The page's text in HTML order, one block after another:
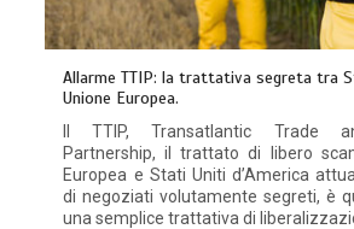
Allarme TTIP: la trattativa segreta tra
Unione Europea.
Il TTIP, Transatlantic Trade
Partnership, il trattato di libero
Europea e Stati Uniti d’America
di negoziati volutamente segreti, è
una semplice trattativa di